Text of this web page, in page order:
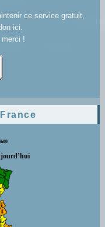
ce service gratuit,
ici.
!